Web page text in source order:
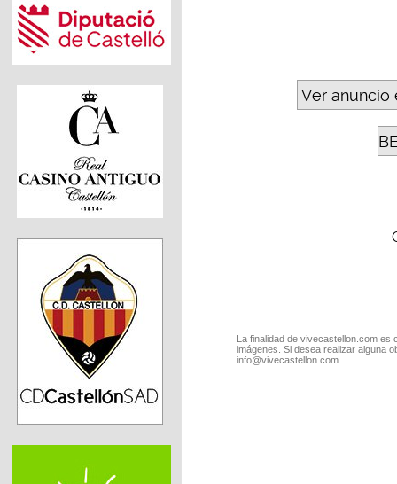
Ver anuncio
La finalidad de vivecastellon.com
imágenes. Si desea realizar alguna
info@vivecastellon.com